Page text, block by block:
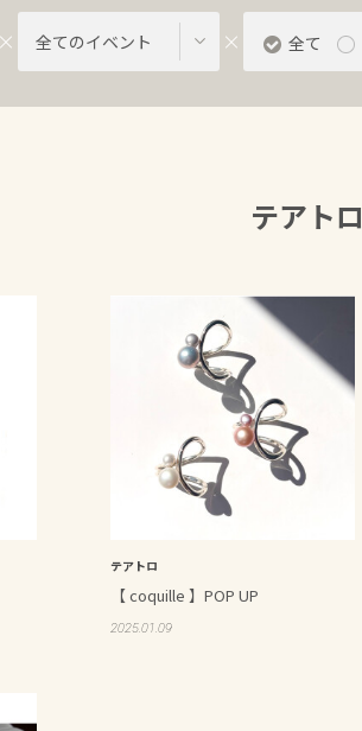
全てのイベント 全て
テアトロ
テアトロ
【 coquille 】POP UP
2025.01.09